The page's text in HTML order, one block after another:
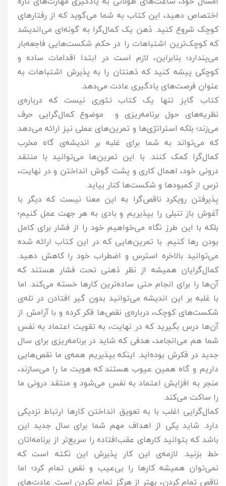
اختصاص دهید، این کتاب به شما می‌گوید که از رفتارهای
کوچک شروع کنید. ذهن یک کمال‌گرا به گونه‌ای می‌اندیشد
که کوچک‌ترین اشتباهات را در حکم شکست‌هایی فاجعه‌بار
می‌پندارد؛ بنابراین، لازم است در ابتدا اقدامات ساده و
کوچکی پیشه کنید که ذهنتان را به پذیرش اشتباهات به
عنوان فرصت‌های یادگیری عادت می‌دهد.
کتاب گایز تنها یک کتاب تئوری نیست که درباره‌ی
نظریه‌های حول برنامه‌ریزی و موضوع کمال‌گرایی حرف
می‌زند؛ بلکه استراتژی‌ها و تمرین‌های عملی نیز ارائه می‌دهد
که می‌تواند به شما برای غلبه بر اندیشه‌ی گاه مخرب
کمال‌گرا کمک کنند. با این تمرین‌ها می‌توانید با منتقد
درونی خود، اهمال کاری و پشت گوش انداختن و در نهایت،
ترس از کمبودها و شکست‌ها کنار بیاید.
پذیرفتن رویکرد ناقص‌گرا به این معنا نیست که دیگر با
آغوش باز تنبلی را بپذیریم و بادی به هر جهت عمل کنیم؛
بلکه با این طرز نگاه می‌خواهیم خود را از فشار برای کامل
بودن رها کنیم. با تمرین‌هایی که در این کتاب ارائه شده
می‌توانید بالاخره استرس و اضطراب خود را کاهش دهید.
کمال‌گرایان همیشه از نظر ذهنی تحت فشار هستند که
آن‌ها را برای انجام حتی ساده‌ترین کارها خسته می‌کند. اما
با غلبه بر این اندیشه می‌توانید بدون گیر افتادن در تله‌ی
شکست‌های کوچک، درباره‌ی نقص‌ها فکر کرده و با آرامش از
آن‌ها درس بگیرید که در نهایت، به تقویت اعتماد به نفس
شما هم می‌انجامد، هدفی که شاید در برنامه‌ریزی برای سال
جدید در فکرش بوده‌اید. اینکه بپذیریم همه‌ی ما نقص‌هایی
داریم و گاه همین عیوب هستند که هویت ما را می‌سازند،
منجر به افزایش اعتماد به نفس می‌شود و منتقد درونی ما
را ساکت می‌کند.
کمال‌گرایی اغلب با به تعویق انداختن کارها ارتباط نزدیکی
دارد. شاید یکی از اهداف مهم شما برای سال جدید این
باشد که بتوانید کارهای عقب‌افتاده را سریع‌تر از برنامه‌اتان
خط بزنید. لازمه‌ی این کار پذیرش این نکته است که
نمی‌توان همیشه کارها را بی‌عیب و نقص تمام کرد؛ اما
ناقص تمام کردن، بهتر از هرگز تمام نکردن است. عادت‌های